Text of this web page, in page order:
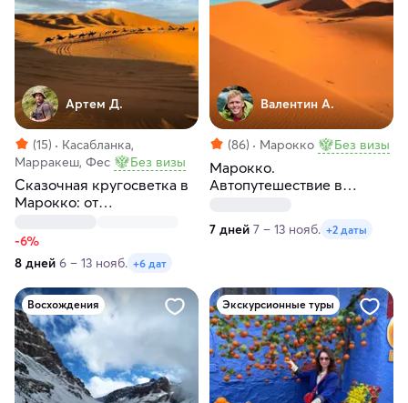
Артем Д.
(15)
Касабланка,
Марракеш, Фес
Без визы
Сказочная кругосветка в
Марокко: от
пустыни Сахары
-6%
8 дней 6 – 13 нояб. +6 дат
Валентин А.
(86) Марокко Без визы
Марокко.
Автопутешествие в
город
7 дней 7 – 13 нояб. +2 даты
Восхождения Экскурсионные туры